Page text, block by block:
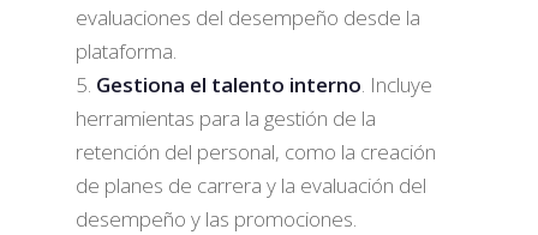
evaluaciones del desempeño desde la
plataforma.
Gestiona el talento interno. Incluye
herramientas para la gestión de la
retención del personal, como la creación
de planes de carrera y la evaluación del
desempeño y las promociones.